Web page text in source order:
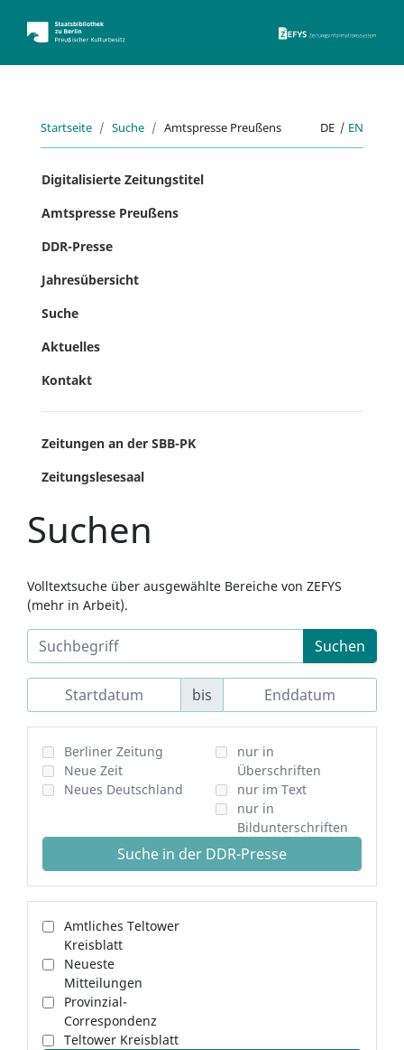
Startseite Suche Amtspresse Preußens DE | EN
Digitalisierte Zeitungstitel
Amtspresse Preußens
DDR-Presse
Jahresübersicht
Suche
Aktuelles
Kontakt
Zeitungen an der SBB-PK
Zeitungslesesaal
Suchen
Volltextsuche über ausgewählte Bereiche von ZEFYS
(mehr in Arbeit).
Suchen
bis
Berliner Zeitung
Neue Zeit
Neues Deutschland
nur in
Überschriften
nur im Text
nur in
Bildunterschriften
Suche in der DDR-Presse
Amtliches Teltower
Kreisblatt
Neueste
Mitteilungen
Provinzial-
Correspondenz
Teltower Kreisblatt